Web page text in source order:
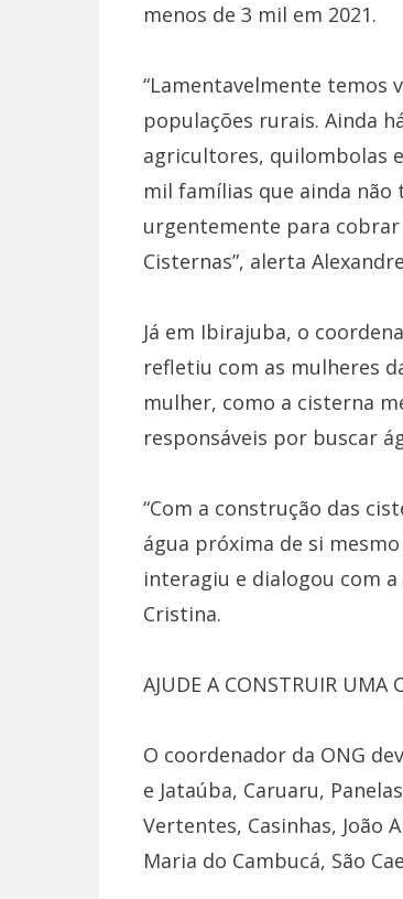
menos de 3 mil em 2021.
“Lamentavelmente temos
populações rurais. Ainda
agricultores, quilombolas
mil famílias que ainda não
urgentemente para cobrar
Cisternas”, alerta
Já em Ibirajuba, o
refletiu com as mulheres
mulher, como a cisterna
responsáveis por buscar
“Com a construção das
água próxima de si
interagiu e dialogou com
Cristina.
AJUDE A CONSTRUIR UMA
O coordenador da ONG
e Jataúba, Caruaru,
Vertentes, Casinhas, João
Maria do Cambucá, São